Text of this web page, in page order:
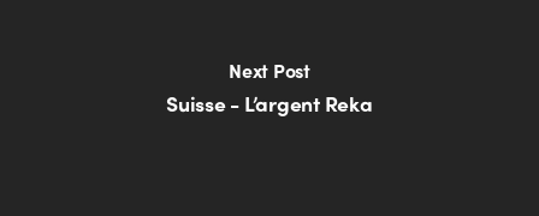
Next Post
Suisse - L’argent Reka